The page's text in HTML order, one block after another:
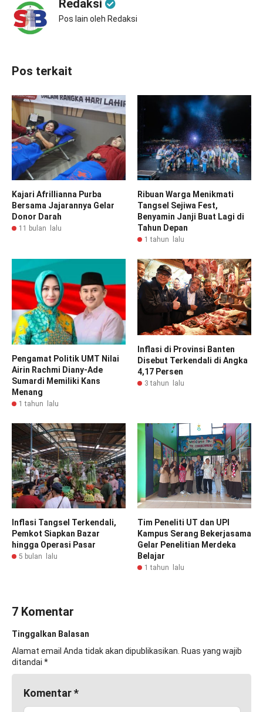
Redaksi
Pos lain oleh Redaksi
Pos terkait
Kajari Afrillianna Purba
Bersama Jajarannya Gelar
Donor Darah
11 bulan lalu
Ribuan Warga Menikmati
Tangsel Sejiwa Fest,
Benyamin Janji Buat Lagi di
Tahun Depan
1 tahun lalu
Pengamat Politik UMT Nilai
Airin Rachmi Diany-Ade
Sumardi Memiliki Kans
Menang
1 tahun lalu
Inflasi di Provinsi Banten
Disebut Terkendali di Angka
4,17 Persen
3 tahun lalu
Inflasi Tangsel Terkendali,
Pemkot Siapkan Bazar
hingga Operasi Pasar
5 bulan lalu
Tim Peneliti UT dan UPI
Kampus Serang Bekerjasama
Gelar Penelitian Merdeka
Belajar
1 tahun lalu
7 Komentar
Tinggalkan Balasan
Alamat email Anda tidak akan dipublikasikan. Ruas yang wajib
ditandai *
Komentar*